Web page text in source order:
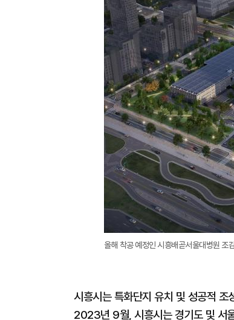
올해 착공 예정인 시흥배곧서울대병원 조
시흥시는 특화단지 유치 및 성공적 조
2023년 9월, 시흥시는 경기도 및 서